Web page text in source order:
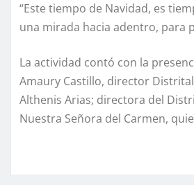
“Este tiempo de Navidad, es
una mirada hacia adentro, para
La actividad contó con la
Amaury Castillo, director
Althenis Arias; directora del
Nuestra Señora del Carmen,